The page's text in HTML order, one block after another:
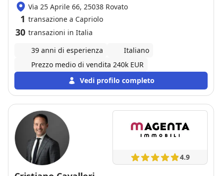
Via 25 Aprile 66, 25038 Rovato
1 transazione a Capriolo
30 transazioni in Italia
39 anni di esperienza
Italiano
Prezzo medio di vendita 240k EUR
Vedi profilo completo
4.9